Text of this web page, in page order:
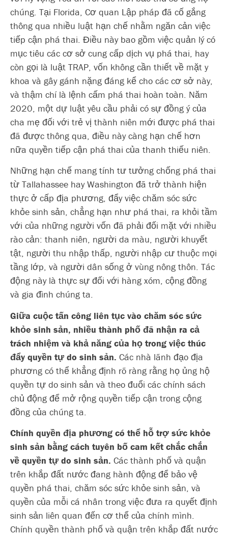
chúng. Tại Florida, Cơ quan Lập pháp đã cố gắng
thông qua nhiều luật hạn chế nhằm ngăn cản việc
tiếp cận phá thai. Điều này bao gồm việc quản lý có
mục tiêu các cơ sở cung cấp dịch vụ phá thai, hay
còn gọi là luật TRAP, vốn không cần thiết về mặt y
khoa và gây gánh nặng đáng kể cho các cơ sở này,
và thậm chí là lệnh cấm phá thai hoàn toàn. Năm
2020, một dự luật yêu cầu phải có sự đồng ý của
cha mẹ đối với trẻ vị thành niên mới được phá thai
đã được thông qua, điều này càng hạn chế hơn
nữa quyền tiếp cận phá thai của thanh thiếu niên.
Những hạn chế mang tính tư tưởng chống phá thai
từ Tallahassee hay Washington đã trở thành hiện
thực ở cấp địa phương, đẩy việc chăm sóc sức
khỏe sinh sản, chẳng hạn như phá thai, ra khỏi tầm
với của những người vốn đã phải đối mặt với nhiều
rào cản: thanh niên, người da màu, người khuyết
tật, người thu nhập thấp, người nhập cư thuộc mọi
tầng lớp, và người dân sống ở vùng nông thôn. Tác
động này là thực sự đối với hàng xóm, cộng đồng
và gia đình chúng ta.
Giữa cuộc tấn công liên tục vào chăm sóc sức
khỏe sinh sản, nhiều thành phố đã nhận ra cả
trách nhiệm và khả năng của họ trong việc thúc
đẩy quyền tự do sinh sản. Các nhà lãnh đạo địa
phương có thể khẳng định rõ ràng rằng họ ủng hộ
quyền tự do sinh sản và theo đuổi các chính sách
chủ động để mở rộng quyền tiếp cận trong cộng
đồng của chúng ta.
Chính quyền địa phương có thể hỗ trợ sức khỏe
sinh sản bằng cách tuyên bố cam kết chắc chắn
về quyền tự do sinh sản. Các thành phố và quận
trên khắp đất nước đang hành động để bảo vệ
quyền phá thai, chăm sóc sức khỏe sinh sản, và
quyền của mỗi cá nhân trong việc đưa ra quyết định
sinh sản liên quan đến cơ thể của chính mình.
Chính quyền thành phố và quận trên khắp đất nước